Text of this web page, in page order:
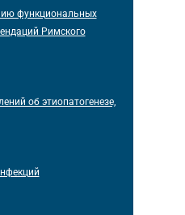
функциональных
Римского
об этиопатогенезе,